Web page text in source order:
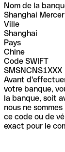
Nom de la
Shanghai
Ville
Shanghai
Pays
Chine
Code SWIFT
SMSNCNS1XXX
Avant
votre banque,
la banque, soit
nous ne
ce code ou de
exact pour le